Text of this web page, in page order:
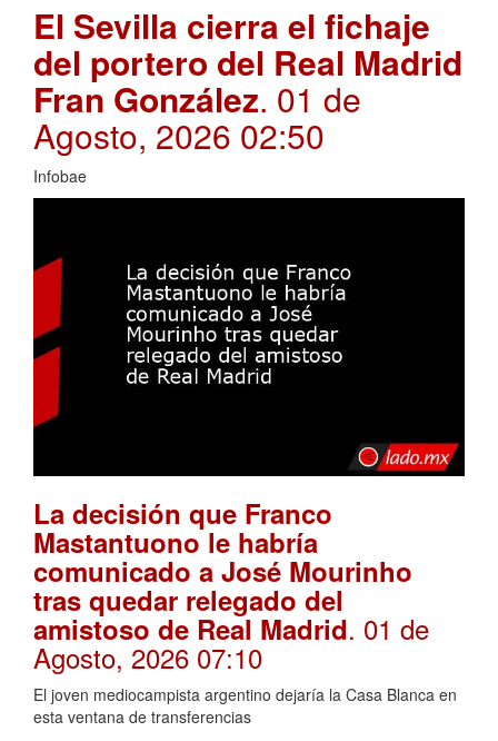
El Sevilla cierra el fichaje
del portero del Real Madrid
Fran González. 01 de
Agosto, 2026 02:50
Infobae
La decisión que Franco
Mastantuono le habría
comunicado a José Mourinho
tras quedar relegado del
amistoso de Real Madrid. 01 de
Agosto, 2026 07:10
El joven mediocampista argentino dejaría la Casa Blanca en
esta ventana de transferencias